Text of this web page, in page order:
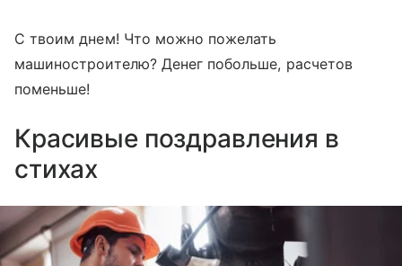
С твоим днем! Что можно пожелать
машиностроителю? Денег побольше, расчетов
поменьше!
Красивые поздравления в
стихах